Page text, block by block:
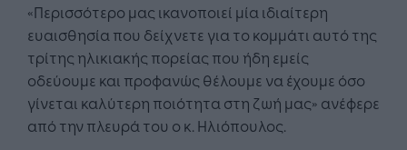
«Περισσότερο μας ικανοποιεί μία ιδιαίτερη
ευαισθησία που δείχνετε για το κομμάτι αυτό της
τρίτης ηλικιακής πορείας που ήδη εμείς
οδεύουμε και προφανώς θέλουμε να έχουμε όσο
γίνεται καλύτερη ποιότητα στη ζωή μας» ανέφερε
από την πλευρά του ο κ. Ηλιόπουλος.